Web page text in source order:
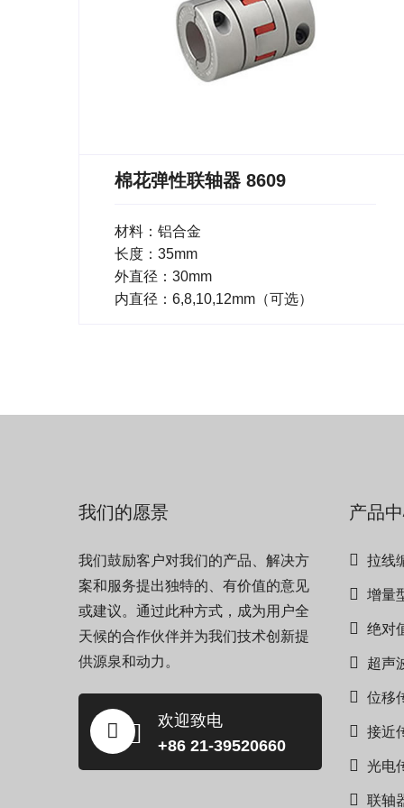
棉花弹性联轴器 8609
材料：铝合金
长度：35mm
外直径：30mm
内直径：6,8,10,12mm（可选）
我们的愿景
我们鼓励客户对我们的产品、解决方
案和服务提出独特的、有价值的意见
或建议。通过此种方式，成为用户全
天候的合作伙伴并为我们技术创新提
供源泉和动力。
欢迎致电
+86 21-39520660
产品
拉线
增量
绝对
超声
位移
接近
光电
联轴